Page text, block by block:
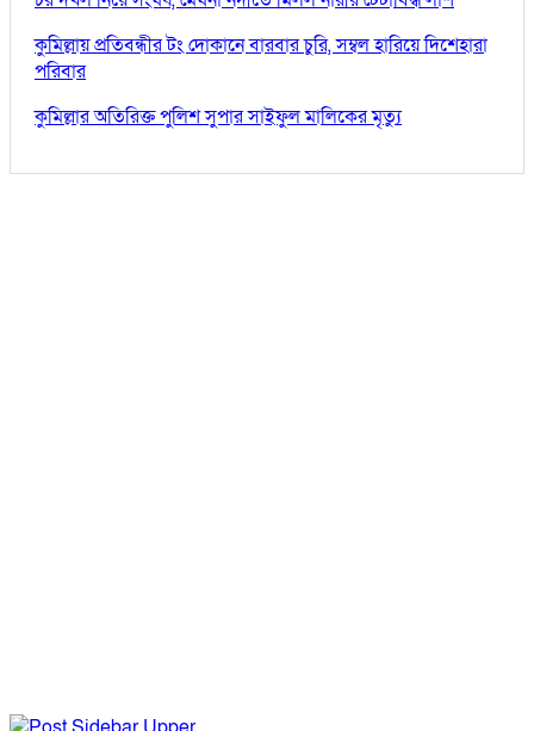
কুমিল্লায় প্রতিবন্ধীর টং দোকানে বারবার চুরি, সম্বল হারিয়ে দিশেহারা
পরিবার
কুমিল্লার অতিরিক্ত পুলিশ সুপার সাইফুল মালিকের মৃত্যু